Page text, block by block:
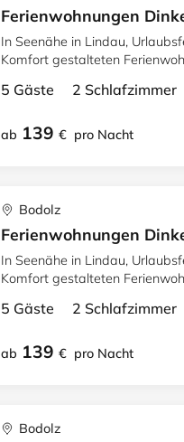
Ferienwohnungen
In Seenähe in Lindau,
Komfort gestalteten
5 Gäste 2
ab 139 € pro Nacht
Bodolz
Ferienwohnungen
In Seenähe in Lindau,
Komfort gestalteten
5 Gäste 2
ab 139 € pro Nacht
Bodolz